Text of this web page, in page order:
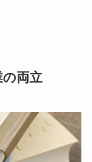
両立